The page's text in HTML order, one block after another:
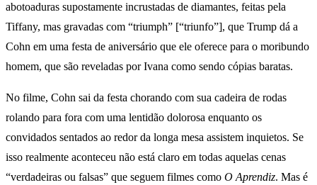
abotoaduras supostamente incrustadas de diamantes, feitas pela
Tiffany, mas gravadas com “triumph” [“triunfo”], que Trump dá a
Cohn em uma festa de aniversário que ele oferece para o moribundo
homem, que são reveladas por Ivana como sendo cópias baratas.
No filme, Cohn sai da festa chorando com sua cadeira de rodas
rolando para fora com uma lentidão dolorosa enquanto os
convidados sentados ao redor da longa mesa assistem inquietos. Se
isso realmente aconteceu não está claro em todas aquelas cenas
“verdadeiras ou falsas” que seguem filmes como O Aprendiz. Mas é